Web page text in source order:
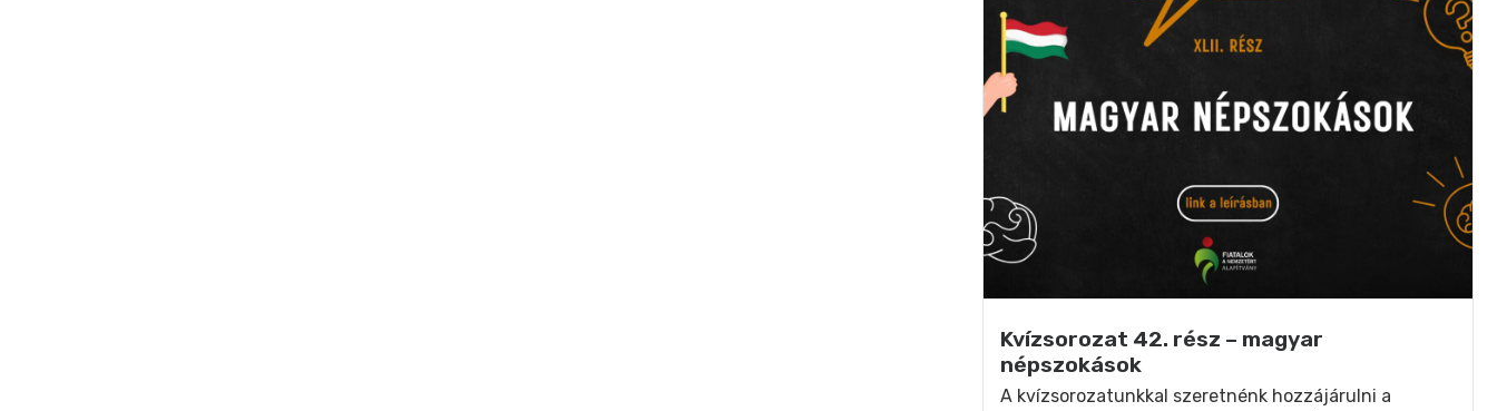
Kvízsorozat 42. rész – magyar
népszokások
A kvízsorozatunkkal szeretnénk hozzájárulni a